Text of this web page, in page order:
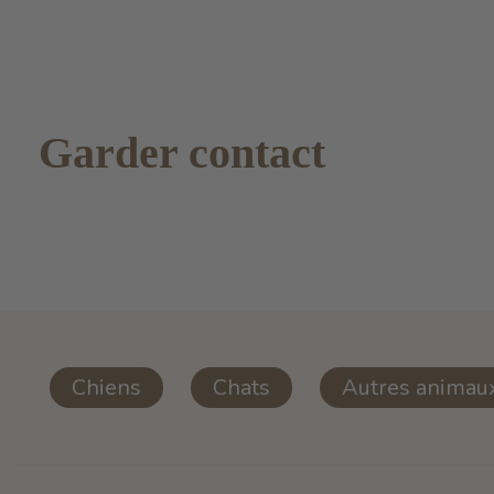
Garder contact
Chiens Chats Autres